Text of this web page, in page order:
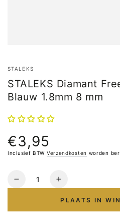
STALEKS
STALEKS Diamant
Blauw 1.8mm 8 mm
Normale
prijs
€3,95
Inclusief BTW Verzendkosten worden
Hoeveelheid
Verlaag
Verhoog
aantal
PLAATS IN